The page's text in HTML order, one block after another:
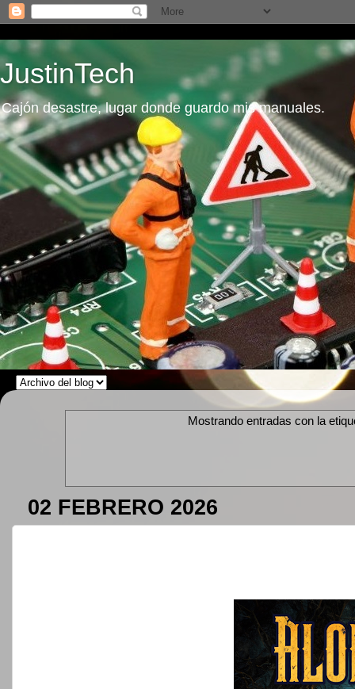
JustinTech
Cajón desastre, lugar donde guardo mis manuales.
Mostrando entradas con la
02 FEBRERO 2026